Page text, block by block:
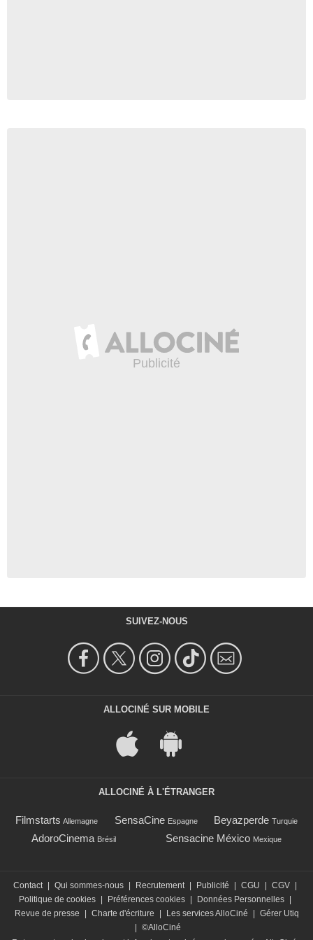
SUIVEZ-NOUS
ALLOCINÉ SUR MOBILE
ALLOCINÉ À L'ÉTRANGER
Filmstarts Allemagne SensaCine Espagne Beyazperde Turquie
AdoroCinema Brésil Sensacine México Mexique
Contact | Qui sommes-nous | Recrutement | Publicité | CGU | CGV |
Politique de cookies | Préférences cookies | Données Personnelles |
Revue de presse
| Charte d'écriture | Les services AlloCiné | Gérer Utiq
| ©AlloCiné